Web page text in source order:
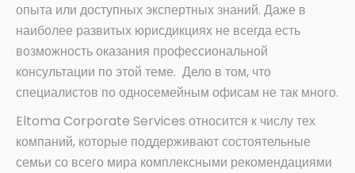
опыта или доступных экспертных знаний. Даже в
наиболее развитых юрисдикциях не всегда есть
возможность оказания профессиональной
консультации по этой теме. Дело в том, что
специалистов по односемейным офисам не так много.
Eltoma Corporate Services относится к числу тех
компаний, которые поддерживают состоятельные
семьи со всего мира комплексными рекомендациями